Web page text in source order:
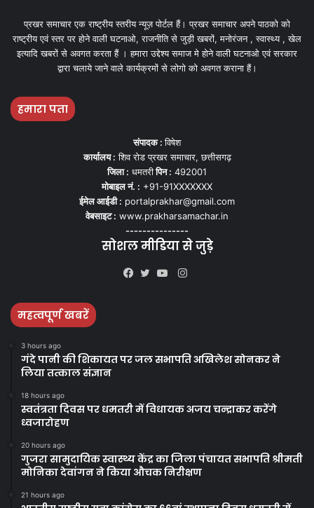
प्रखर समाचार एक राष्ट्रीय स्तरीय न्यूज़ पोर्टल हैं। प्रखर समाचार अपने पाठको को
राष्ट्रीय एवं स्तर पर होने वाली घटनाओ, राजनीति से जुड़ी खबरों, मनोरंजन , स्वास्थ्य , खेल
इत्यादि खबरों से अवगत करता हैं । हमारा उद्देश्य समाज मे होने वाली घटनाओ एवं सरकार
द्वारा चलाये जाने वाले कार्यक्रमों से लोगो को अवगत कराना हैं।
हमारा पता
संपादक :विषेश
कार्यालय : शिव रोड प्रखर समाचार, छत्तीसगढ़
जिला : धमतरीपिन : 492001
मोबाइल नं. : +91-91XXXXXXX
ईमेल आईडी : portalprakhar@gmail.com
वेबसाइट : www.prakharsamachar.in
---------------
सोशल मीडिया से जुड़े
Instagram
महत्वपूर्ण खबरें
3 hours ago
गंदे पानी की शिकायत पर जल सभापति अखिलेश सोनकर ने
लिया तत्काल संज्ञान
18 hours ago
स्वतंत्रता दिवस पर धमतरी में विधायक अजय चन्द्राकर करेंगे
ध्वजारोहण
20 hours ago
गुजरा सामुदायिक स्वास्थ्य केंद्र का जिला पंचायत सभापति श्रीमती
मोनिका देवांगन ने किया औचक निरीक्षण
21 hours ago